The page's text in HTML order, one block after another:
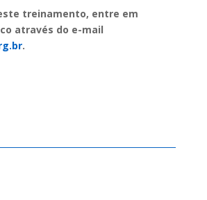
treinamento, entre em
através do e-mail
.